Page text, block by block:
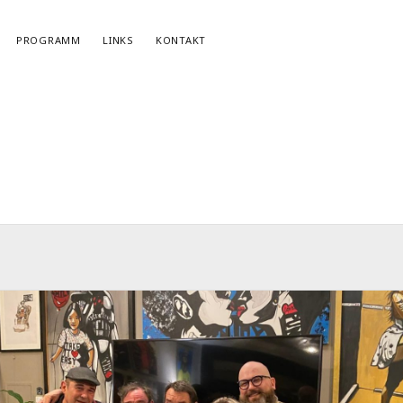
PROGRAMM LINKS KONTAKT
E-Mail*